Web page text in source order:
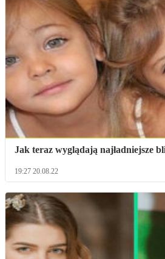
Jak teraz wyglądają najładniejsze
19:27 20.08.22